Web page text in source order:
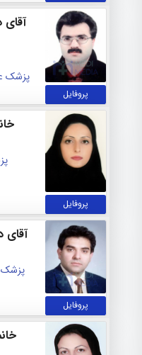
پروفایل
آقای
پزشک
پروفایل
پروفایل
آقای